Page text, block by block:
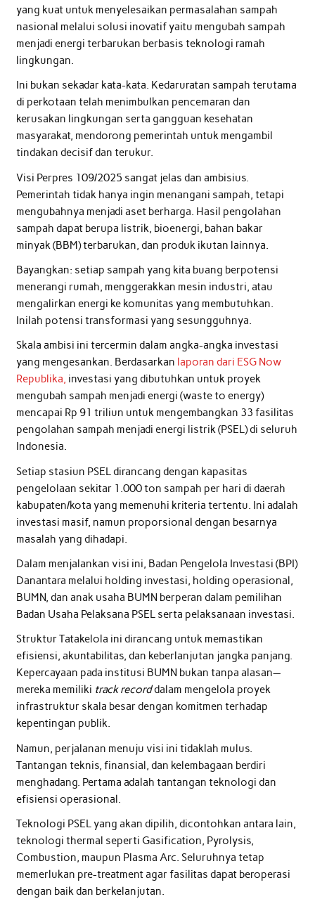
yang kuat untuk menyelesaikan permasalahan sampah
nasional melalui solusi inovatif yaitu mengubah sampah
menjadi energi terbarukan berbasis teknologi ramah
lingkungan.
Ini bukan sekadar kata-kata. Kedaruratan sampah terutama
di perkotaan telah menimbulkan pencemaran dan
kerusakan lingkungan serta gangguan kesehatan
masyarakat, mendorong pemerintah untuk mengambil
tindakan decisif dan terukur.
Visi Perpres 109/2025 sangat jelas dan ambisius.
Pemerintah tidak hanya ingin menangani sampah, tetapi
mengubahnya menjadi aset berharga. Hasil pengolahan
sampah dapat berupa listrik, bioenergi, bahan bakar
minyak (BBM) terbarukan, dan produk ikutan lainnya.
Bayangkan: setiap sampah yang kita buang berpotensi
menerangi rumah, menggerakkan mesin industri, atau
mengalirkan energi ke komunitas yang membutuhkan.
Inilah potensi transformasi yang sesungguhnya.
Skala ambisi ini tercermin dalam angka-angka investasi
yang mengesankan. Berdasarkan laporan dari ESG Now
Republika, investasi yang dibutuhkan untuk proyek
mengubah sampah menjadi energi (waste to energy)
mencapai Rp 91 triliun untuk mengembangkan 33 fasilitas
pengolahan sampah menjadi energi listrik (PSEL) di seluruh
Indonesia.
Setiap stasiun PSEL dirancang dengan kapasitas
pengelolaan sekitar 1.000 ton sampah per hari di daerah
kabupaten/kota yang memenuhi kriteria tertentu. Ini adalah
investasi masif, namun proporsional dengan besarnya
masalah yang dihadapi.
Dalam menjalankan visi ini, Badan Pengelola Investasi (BPI)
Danantara melalui holding investasi, holding operasional,
BUMN, dan anak usaha BUMN berperan dalam pemilihan
Badan Usaha Pelaksana PSEL serta pelaksanaan investasi.
Struktur Tatakelola ini dirancang untuk memastikan
efisiensi, akuntabilitas, dan keberlanjutan jangka panjang.
Kepercayaan pada institusi BUMN bukan tanpa alasan—
mereka memiliki track recorddalam mengelola proyek
infrastruktur skala besar dengan komitmen terhadap
kepentingan publik.
Namun, perjalanan menuju visi ini tidaklah mulus.
Tantangan teknis, finansial, dan kelembagaan berdiri
menghadang. Pertama adalah tantangan teknologi dan
efisiensi operasional.
Teknologi PSEL yang akan dipilih, dicontohkan antara lain,
teknologi thermal seperti Gasification, Pyrolysis,
Combustion, maupun Plasma Arc. Seluruhnya tetap
memerlukan pre-treatment agar fasilitas dapat beroperasi
dengan baik dan berkelanjutan.